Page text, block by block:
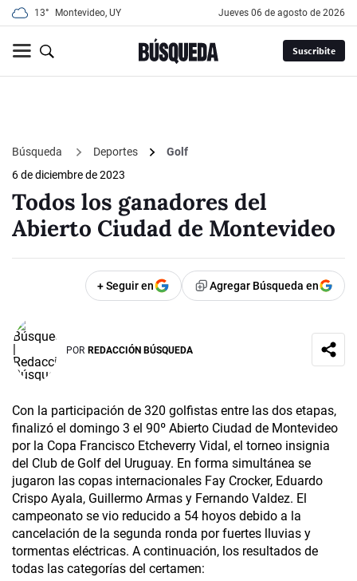
13° Montevideo, UY jueves 06 de agosto de 2026
Suscribite
Búsqueda Deportes
Golf
6 de diciembre de 2023
Todos los ganadores del
Abierto Ciudad de Montevideo
+ Seguir en Agregar Búsqueda en
POR REDACCIÓN BÚSQUEDA
Con la participación de 320 golfistas entre las dos etapas,
finalizó el domingo 3 el 90º Abierto Ciudad de Montevideo
por la Copa Francisco Etcheverry Vidal, el torneo insignia
del Club de Golf del Uruguay. En forma simultánea se
jugaron las copas internacionales Fay Crocker, Eduardo
Crispo Ayala, Guillermo Armas y Fernando Valdez. El
campeonato se vio reducido a 54 hoyos debido a la
cancelación de la segunda ronda por fuertes lluvias y
tormentas eléctricas. A continuación, los resultados de
todas las categorías del certamen: